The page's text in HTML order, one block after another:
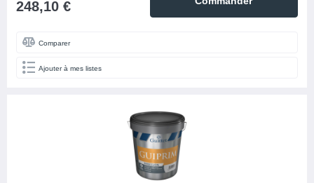
ASPECT
Autre
Mat
248,10 €
Comparer
Ajouter à mes listes